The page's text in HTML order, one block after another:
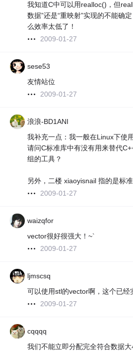
我知道C中可以用realloc()，但
数据”还是“重映射”实现的不能确
么效率太低了！
2009-01-27
sese53
友情站位
2009-01-27
浪浪-BD1ANI
我补充一点：我一般在Linux下使
请问C标准库中有没有用来替代
组的工具？
另外，二楼 xiaoyisnail 指的是标
2009-01-27
waizqfor
vector很好很强大！~`
2009-01-27
ljmscsq
可以使用stl的vector啊，这个已经
2009-01-27
cqqqq
我们不能立即分配完全符合数据